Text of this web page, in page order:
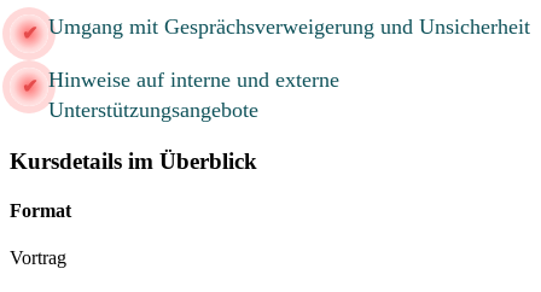
Umgang mit Gesprächsverweigerung und Unsicherheit
Hinweise auf interne und externe
Unterstützungsangebote
Kursdetails im Überblick
Format
Vortrag